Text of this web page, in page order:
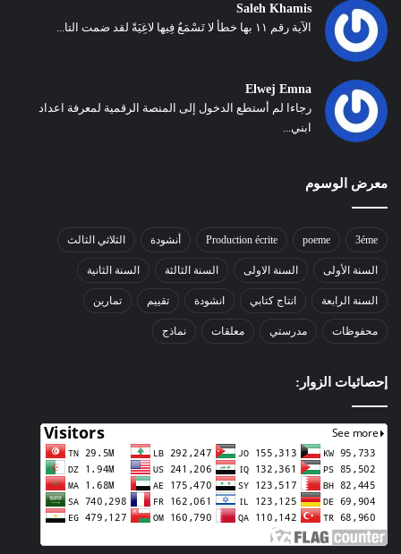
Saleh Khamis
الآية رقم ١١ بها خطأ لا تَسْمَعُ فِيها لاغِيَةً لقد ضمت التا...
Elwej Emna
رجاءا لم أستطع الدخول إلى المنصة الرقمية لمعرفة اعداد
ابني...
معرض الوسوم
3éme
poeme
Production écrite أنشودة الثلاثي الثالث
السنة الأولى السنة الاولى السنة الثالثة السنة الثانية
السنة الرابعة انتاج كتابي انشودة تقييم تمارين
محفوظات مدرستي معلقات نماذج
إحصائيات الزوار: